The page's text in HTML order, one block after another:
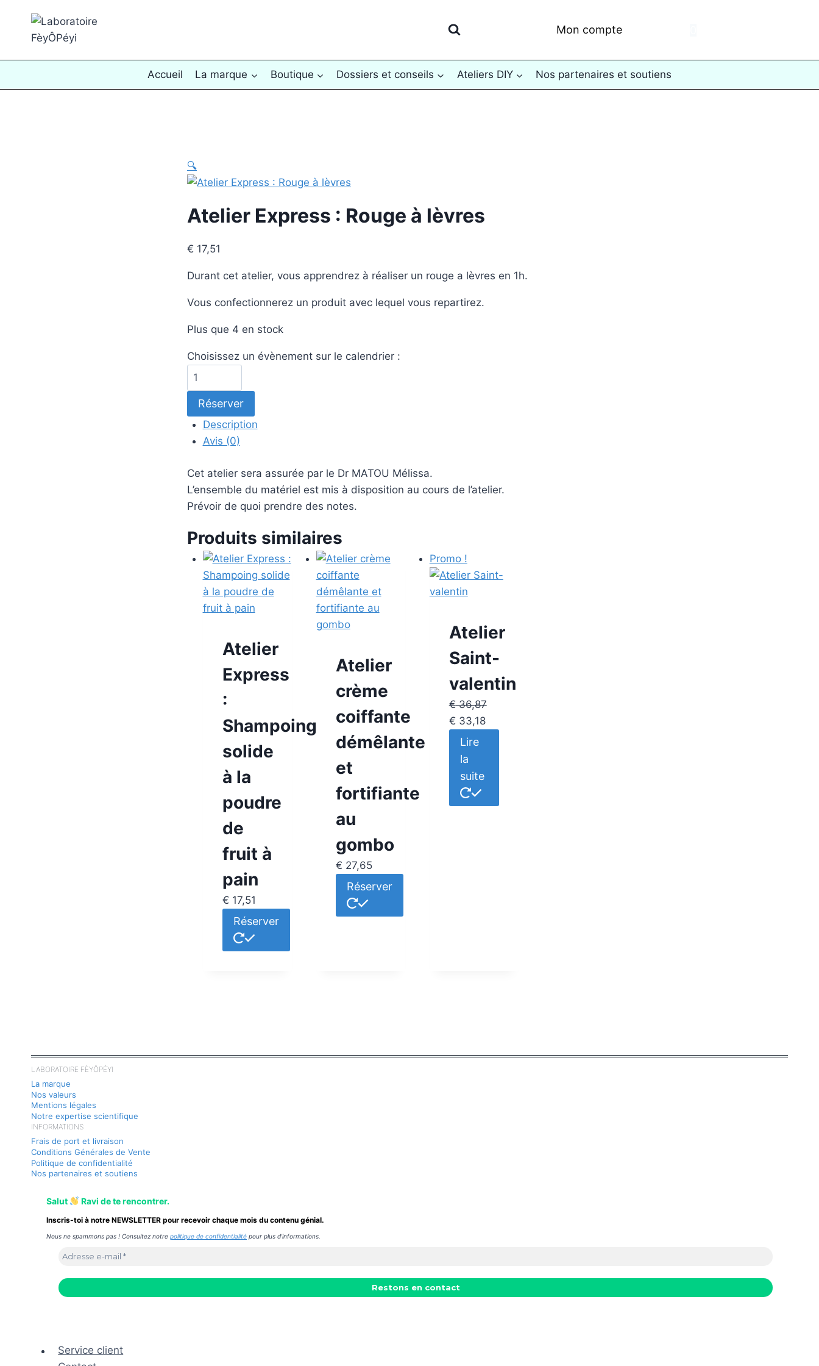
contenu
Mon compte
Accueil La marque Boutique Dossiers et conseils Ateliers DIY Nos partenaires et soutiens
🔍
Atelier Express : Rouge à lèvres
€ 17,51
Durant cet atelier, vous apprendrez à réaliser un rouge a lèvres en 1h.
Vous confectionnerez un produit avec lequel vous repartirez.
Plus que 4 en stock
Choisissez un évènement sur le calendrier :
quantité
de
Atelier
Express
à
lèvres
Réserver
Description
Avis (0)
Cet atelier sera assurée par le Dr MATOU Mélissa.
L’ensemble du matériel est mis à disposition au cours de l’atelier.
Prévoir de quoi prendre des notes.
Produits similaires
Atelier
Express
:
Shampoing
solide
à la
poudre
de
fruit à
pain
€ 17,51
Réserver
Atelier
crème
coiffante
démêlante
et
fortifiante
au
gombo
€ 27,65
Réserver
Promo !
Atelier
Saint-
valentin
€36,87
Le
prix
initial
était :
€ 36,87.
€ 33,18Le
Lire
la
suite
LABORATOIRE FÈYÔPÉYI
La marque
Nos valeurs
Mentions légales
Notre expertise scientifique
INFORMATIONS
Frais de port et livraison
Conditions Générales de Vente
Politique de confidentialité
Nos partenaires et soutiens
Salut Ravi de te rencontrer.
Inscris-toi à notre NEWSLETTER pour recevoir chaque mois du contenu génial.
Nous ne spammons pas ! Consultez notre politique de confidentialité pour plus d’informations.
Service client